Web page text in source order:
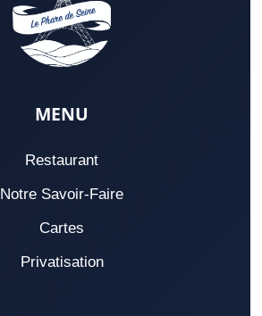
MENU
Restaurant
Notre Savoir-Faire
Cartes
Privatisation